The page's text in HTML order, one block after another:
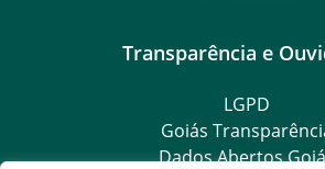
Transparência e
LGPD
Goiás
Dados Abertos